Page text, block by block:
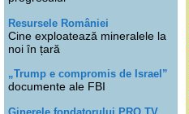
Resursele României
Cine exploatează mineralele la
noi în țară
„Trump e compromis de Israel”
documente ale FBI